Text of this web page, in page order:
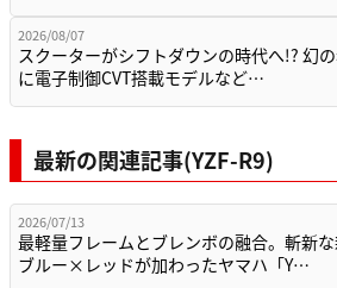
2026/08/07
スクーターがシフトダウンの時代へ!? 幻
に電子制御CVT搭載モデルなど…
最新の関連記事(YZF-R9)
2026/07/13
最軽量フレームとブレンボの融合。斬新
ブルー×レッドが加わったヤマハ「Y…